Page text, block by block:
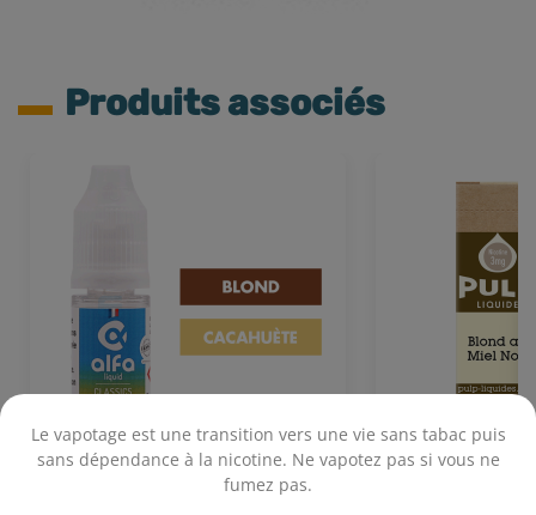
Le vapotage est une transition vers une vie sans tabac puis
sans dépendance à la nicotine. Ne vapotez pas si vous ne
fumez pas.
Produits associés